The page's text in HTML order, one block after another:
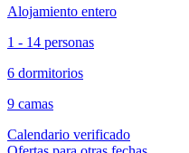
Alojamiento entero
1 - 14 personas
6 dormitorios
9 camas
Calendario verificado